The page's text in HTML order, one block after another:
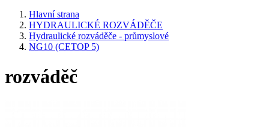
Hlavní strana
HYDRAULICKÉ ROZVÁDĚČE
Hydraulické rozváděče - průmyslové
NG10 (CETOP 5)
rozváděč